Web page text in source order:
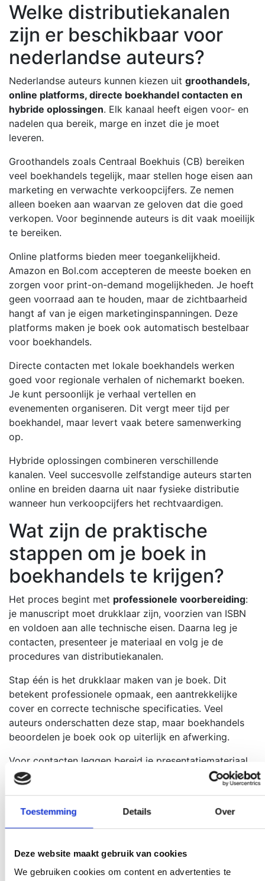
Toestemming Details Over
Deze website maakt gebruik van cookies
We gebruiken cookies om content en advertenties te
Welke distributiekanalen
zijn er beschikbaar voor
nederlandse auteurs?
Nederlandse auteurs kunnen kiezen uit groothandels,
online platforms, directe boekhandel contacten en
hybride oplossingen. Elk kanaal heeft eigen voor- en
nadelen qua bereik, marge en inzet die je moet
leveren.
Groothandels zoals Centraal Boekhuis (CB) bereiken
veel boekhandels tegelijk, maar stellen hoge eisen aan
marketing en verwachte verkoopcijfers. Ze nemen
alleen boeken aan waarvan ze geloven dat die goed
verkopen. Voor beginnende auteurs is dit vaak moeilijk
te bereiken.
Online platforms bieden meer toegankelijkheid.
Amazon en Bol.com accepteren de meeste boeken en
zorgen voor print-on-demand mogelijkheden. Je hoeft
geen voorraad aan te houden, maar de zichtbaarheid
hangt af van je eigen marketinginspanningen. Deze
platforms maken je boek ook automatisch bestelbaar
voor boekhandels.
Directe contacten met lokale boekhandels werken
goed voor regionale verhalen of nichemarkt boeken.
Je kunt persoonlijk je verhaal vertellen en
evenementen organiseren. Dit vergt meer tijd per
boekhandel, maar levert vaak betere samenwerking
op.
Hybride oplossingen combineren verschillende
kanalen. Veel succesvolle zelfstandige auteurs starten
online en breiden daarna uit naar fysieke distributie
wanneer hun verkoopcijfers het rechtvaardigen.
Wat zijn de praktische
stappen om je boek in
boekhandels te krijgen?
Het proces begint met professionele voorbereiding:
je manuscript moet drukklaar zijn, voorzien van ISBN
en voldoen aan alle technische eisen. Daarna leg je
contacten, presenteer je materiaal en volg je de
procedures van distributiekanalen.
Stap één is het drukklaar maken van je boek. Dit
betekent professionele opmaak, een aantrekkelijke
cover en correcte technische specificaties. Veel
auteurs onderschatten deze stap, maar boekhandels
beoordelen je boek ook op uiterlijk en afwerking.
Voor contacten leggen bereid je presentatiemateriaal
voor: een korte beschrijving van je boek, doelgroep,
marketingplan en verwachte verkoopcijfers.
jouw boek zal verkopen. Een professionele benadering
verhoogt je kansen aanzienlijk.
De aanmeldprocedures verschillen per kanaal. Online
platforms hebben meestal geautomatiseerde